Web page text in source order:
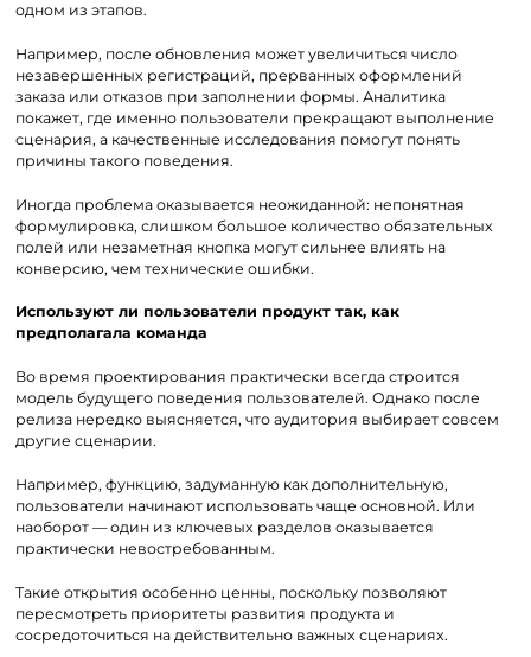
одном из этапов.
Например, после обновления может увеличиться число
незавершенных регистраций, прерванных оформлений
заказа или отказов при заполнении формы. Аналитика
покажет, где именно пользователи прекращают выполнение
сценария, а качественные исследования помогут понять
причины такого поведения.
Иногда проблема оказывается неожиданной: непонятная
формулировка, слишком большое количество обязательных
полей или незаметная кнопка могут сильнее влиять на
конверсию, чем технические ошибки.
Используют ли пользователи продукт так, как
предполагала команда
Во время проектирования практически всегда строится
модель будущего поведения пользователей. Однако после
релиза нередко выясняется, что аудитория выбирает совсем
другие сценарии.
Например, функцию, задуманную как дополнительную,
пользователи начинают использовать чаще основной. Или
наоборот — один из ключевых разделов оказывается
практически невостребованным.
Такие открытия особенно ценны, поскольку позволяют
пересмотреть приоритеты развития продукта и
сосредоточиться на действительно важных сценариях.